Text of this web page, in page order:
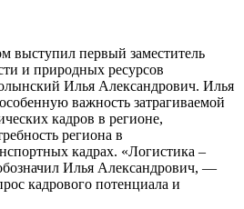
выступил первый заместитель
и природных ресурсов
Илья Александрович. Илья
важность затрагиваемой
кадров в регионе,
региона в
кадрах. «Логистика –
Илья Александрович, —
кадрового потенциала и